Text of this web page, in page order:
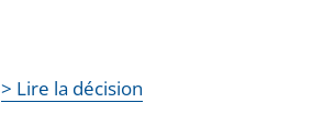
> Lire la décision